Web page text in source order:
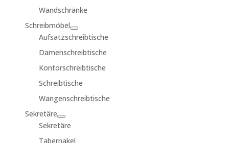
Wandschränke
Schreibmöbel
Aufsatzschreibtische
Damenschreibtische
Kontorschreibtische
Schreibtische
Wangenschreibtische
Sekretäre
Sekretäre
Tabernakel